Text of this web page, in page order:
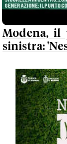
Modena, il
sinistra: